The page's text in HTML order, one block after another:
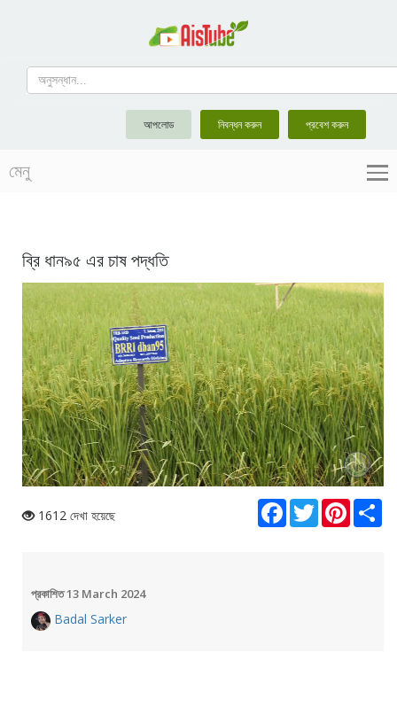
আপলোড নিবন্ধন করুন প্রবেশ করুন
মেনু
ব্রি ধান৯৫ এর চাষ পদ্ধতি
Unmute Loaded:
23.04%
1612 দেখা হয়েছে
FacebookTwitter Pinterest
প্রকাশিত 13 March 2024
Badal Sarker